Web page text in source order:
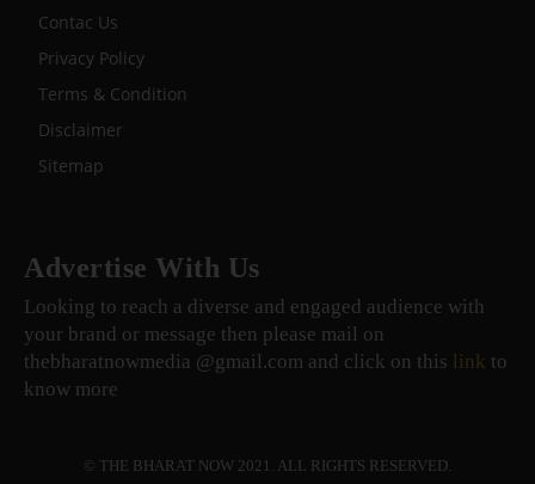
Contac Us
Privacy Policy
Terms & Condition
Disclaimer
Sitemap
Advertise With Us
Looking to reach a diverse and engaged audience with
your brand or message then please mail on
thebharatnowmedia @gmail.com and click on this link to
know more
© THE BHARAT NOW 2021. ALL RIGHTS RESERVED.